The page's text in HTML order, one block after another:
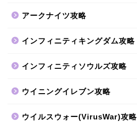
アークナイツ攻略
インフィニティキングダム攻略
インフィニティソウルズ攻略
ウイニングイレブン攻略
ウイルスウォー(VirusWar)攻略